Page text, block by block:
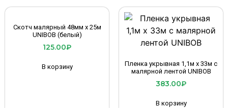
Скотч малярный 48мм х 25м
UNIBOB (белый)
125.00₽
В корзину
Пленка укрывная 1,1м х 33м с
малярной лентой UNIBOB
383.00₽
В корзину